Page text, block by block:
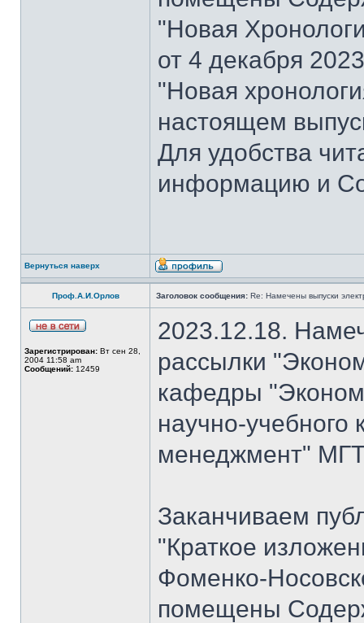
"Новая
от 4 декабря
"Новая
настоящем
Для удобства
информацию и
Вернуться наверх
Проф.А.И.Орлов Заголовок сообщения: Re: Намечены выпуски
Зарегистрирован: Вт сен 28,
2004 11:58 am
Сообщений: 12459
2023.12.18.
рассылки
кафедры
научно-
менеджмент"
Заканчиваем
"Краткое
Фоменко-
помещены